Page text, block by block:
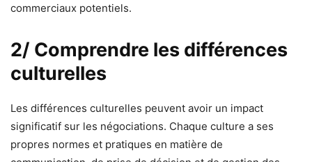
commerciaux potentiels.
2/ Comprendre les différences
culturelles
Les différences culturelles peuvent avoir un impact
significatif sur les négociations. Chaque culture a ses
propres normes et pratiques en matière de